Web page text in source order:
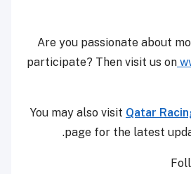
Are you passionate about
participate? Then visit us on
You may also visit Qatar
page for the latest